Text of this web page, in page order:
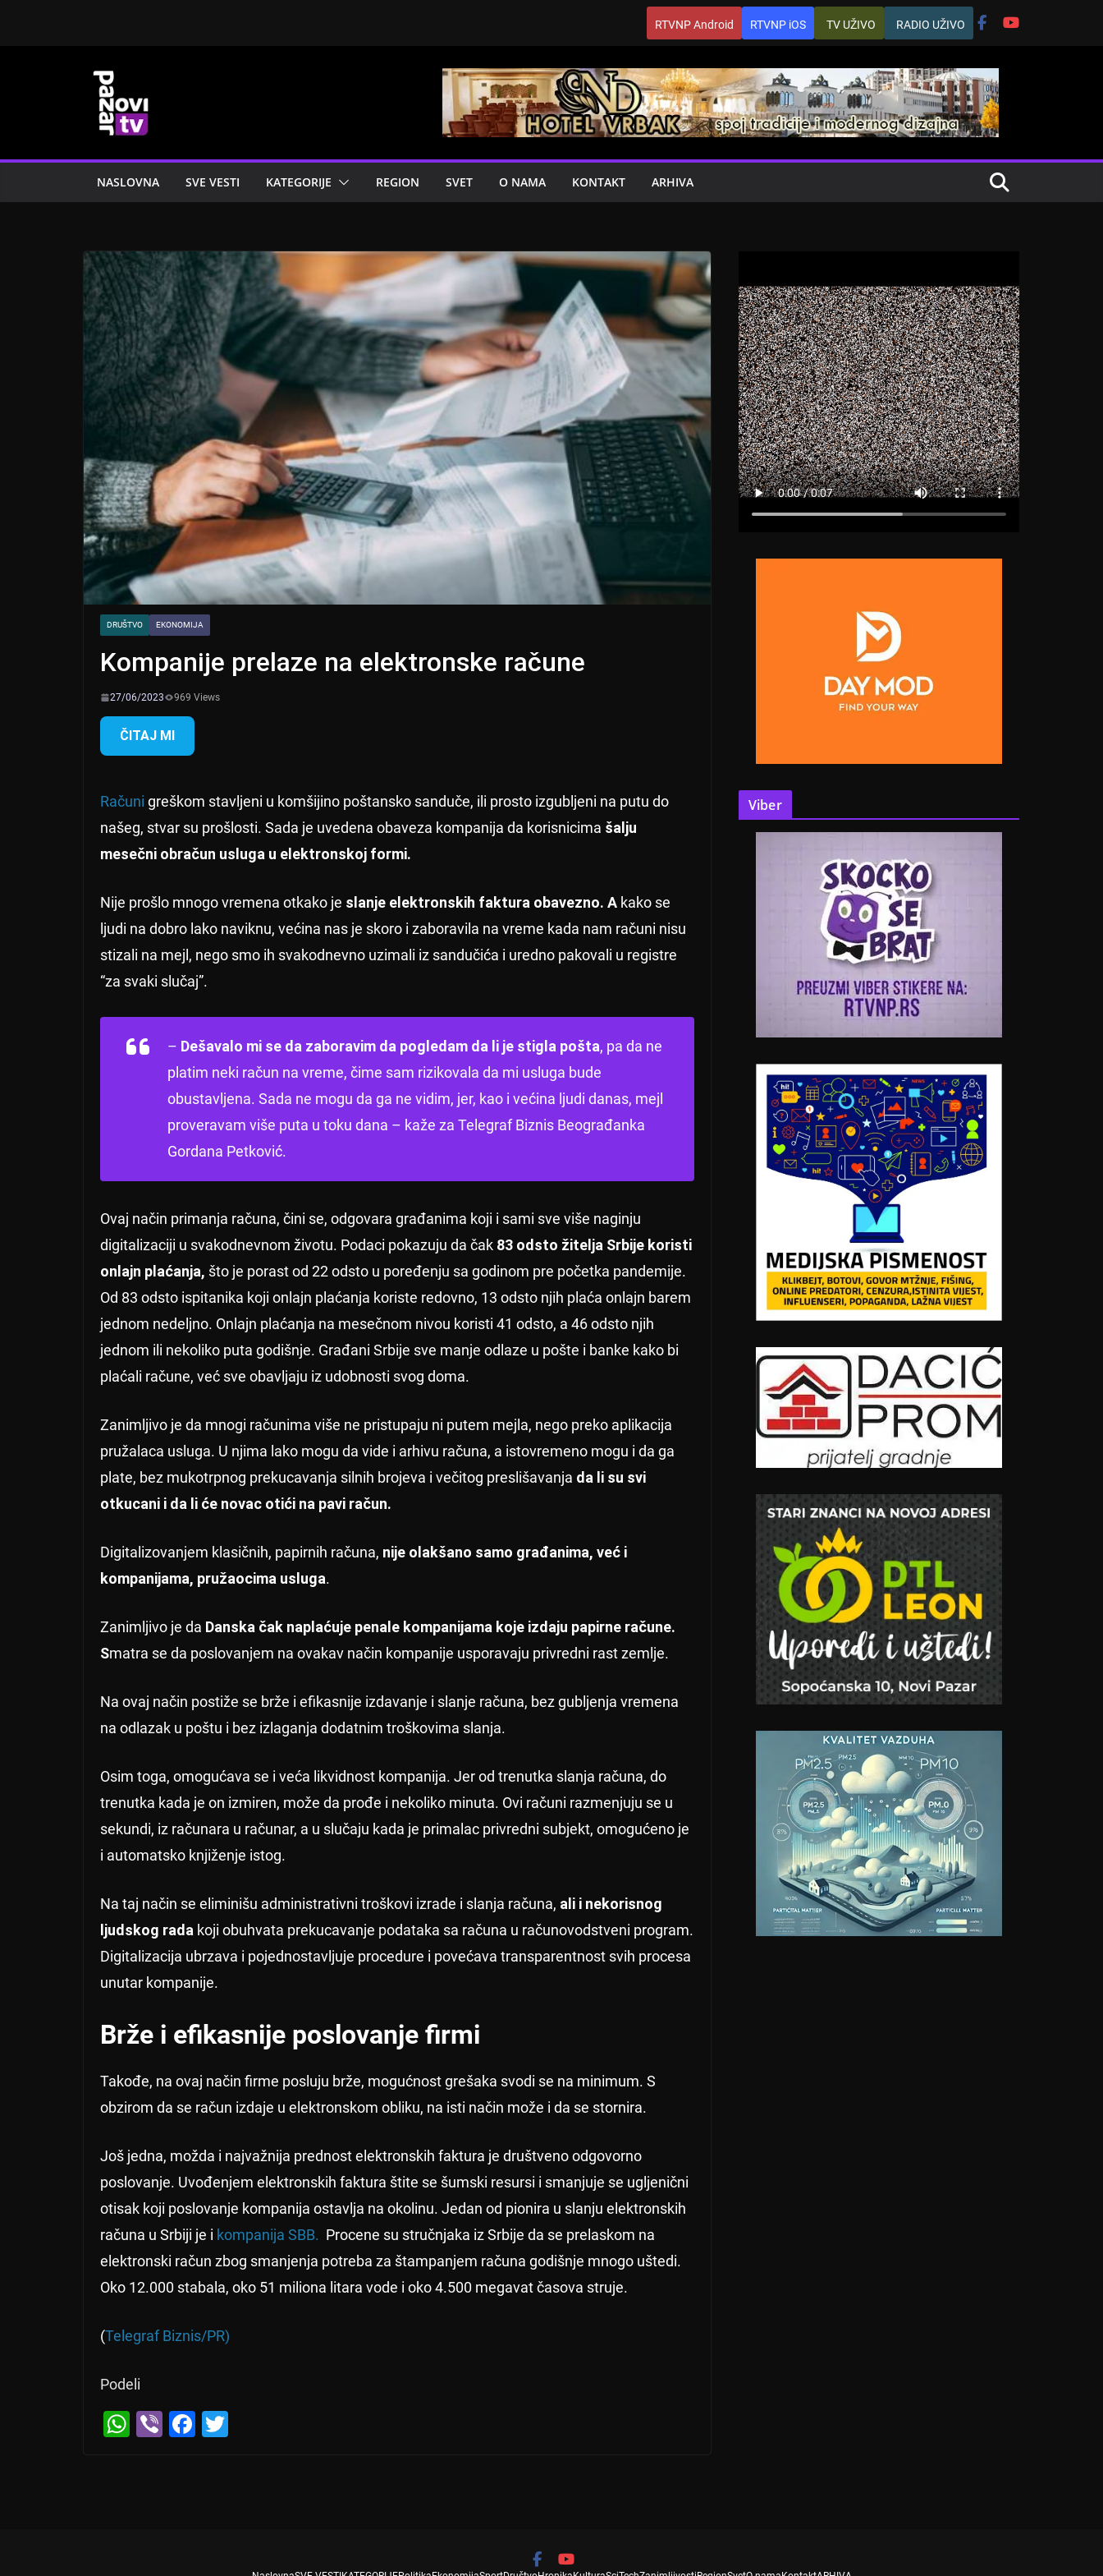
RTVNP Android RTVNP iOS TV UŽIVO RADIO UŽIVO
NASLOVNA SVE VESTI KATEGORIJE REGION SVET O NAMA KONTAKT ARHIVA
DRUŠTVO EKONOMIJA
Kompanije prelaze na elektronske račune
27/06/2023 969 Views
ČITAJ MI
Računi greškom stavljeni u komšijino poštansko sanduče, ili prosto izgubljeni na putu do
našeg, stvar su prošlosti. Sada je uvedena obaveza kompanija da korisnicima šalju
mesečni obračun usluga u elektronskoj formi.
Nije prošlo mnogo vremena otkako je slanje elektronskih faktura obavezno. A kako se
ljudi na dobro lako naviknu, većina nas je skoro i zaboravila na vreme kada nam računi nisu
stizali na mejl, nego smo ih svakodnevno uzimali iz sandučića i uredno pakovali u registre
“za svaki slučaj”.
– Dešavalo mi se da zaboravim da pogledam da li je stigla pošta, pa da ne
platim neki račun na vreme, čime sam rizikovala da mi usluga bude
obustavljena. Sada ne mogu da ga ne vidim, jer, kao i većina ljudi danas, mejl
proveravam više puta u toku dana – kaže za Telegraf Biznis Beograđanka
Gordana Petković.
Ovaj način primanja računa, čini se, odgovara građanima koji i sami sve više naginju
digitalizaciji u svakodnevnom životu. Podaci pokazuju da čak 83 odsto žitelja Srbije koristi
onlajn plaćanja, što je porast od 22 odsto u poređenju sa godinom pre početka pandemije.
Od 83 odsto ispitanika koji onlajn plaćanja koriste redovno, 13 odsto njih plaća onlajn barem
jednom nedeljno. Onlajn plaćanja na mesečnom nivou koristi 41 odsto, a 46 odsto njih
jednom ili nekoliko puta godišnje. Građani Srbije sve manje odlaze u pošte i banke kako bi
plaćali račune, već sve obavljaju iz udobnosti svog doma.
Zanimljivo je da mnogi računima više ne pristupaju ni putem mejla, nego preko aplikacija
pružalaca usluga. U njima lako mogu da vide i arhivu računa, a istovremeno mogu i da ga
plate, bez mukotrpnog prekucavanja silnih brojeva i večitog preslišavanja da li su svi
otkucani i da li će novac otići na pavi račun.
Digitalizovanjem klasičnih, papirnih računa, nije olakšano samo građanima, već i
kompanijama, pružaocima usluga.
Zanimljivo je da Danska čak naplaćuje penale kompanijama koje izdaju papirne račune.
Smatra se da poslovanjem na ovakav način kompanije usporavaju privredni rast zemlje.
Na ovaj način postiže se brže i efikasnije izdavanje i slanje računa, bez gubljenja vremena
na odlazak u poštu i bez izlaganja dodatnim troškovima slanja.
Osim toga, omogućava se i veća likvidnost kompanija. Jer od trenutka slanja računa, do
trenutka kada je on izmiren, može da prođe i nekoliko minuta. Ovi računi razmenjuju se u
sekundi, iz računara u računar, a u slučaju kada je primalac privredni subjekt, omogućeno je
i automatsko knjiženje istog.
Na taj način se eliminišu administrativni troškovi izrade i slanja računa, ali i nekorisnog
ljudskog rada koji obuhvata prekucavanje podataka sa računa u računovodstveni program.
Digitalizacija ubrzava i pojednostavljuje procedure i povećava transparentnost svih procesa
unutar kompanije.
Brže i efikasnije poslovanje firmi
Takođe, na ovaj način firme posluju brže, mogućnost grešaka svodi se na minimum. S
obzirom da se račun izdaje u elektronskom obliku, na isti način može i da se stornira.
Još jedna, možda i najvažnija prednost elektronskih faktura je društveno odgovorno
poslovanje. Uvođenjem elektronskih faktura štite se šumski resursi i smanjuje se ugljenični
otisak koji poslovanje kompanija ostavlja na okolinu. Jedan od pionira u slanju elektronskih
računa u Srbiji je i kompanija SBB. Procene su stručnjaka iz Srbije da se prelaskom na
elektronski račun zbog smanjenja potreba za štampanjem računa godišnje mnogo uštedi.
Oko 12.000 stabala, oko 51 miliona litara vode i oko 4.500 megavat časova struje.
(Telegraf Biznis/PR)
Podeli
W Vi F
Viber